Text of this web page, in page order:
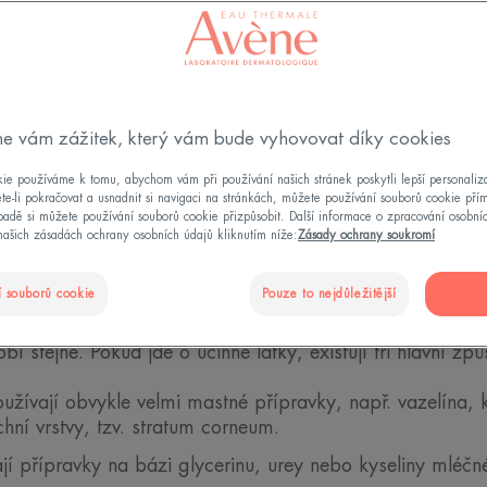
SUCHOU PLEŤ?
Můžete mít zdravou pleť, která je „přirozeně
Přečtěte si více
stejně. Pokud jde o účinné látky, existují tři hlavní
obvykle velmi mastné přípravky, např. vazelína,
vrstvy, tzv. stratum corneum.
přípravky na bázi glycerinu, urey nebo kyseliny
vám zážitek, který vám bude vyhovovat díky cookies
používáme k tomu, abychom vám při používání našich stránek poskytli lepší
li pokračovat a usnadnit si navigaci na stránkách, můžete používání souborů cookie
si můžete používání souborů cookie přizpůsobit. Další informace o zpracování
zásadách ochrany osobních údajů kliknutím níže:Zásady ochrany soukromí
souborů cookie Pouze to nejdůležitější